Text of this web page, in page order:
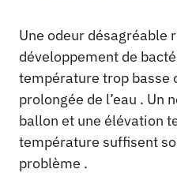
Une odeur désagréable
développement de
température trop basse
prolongée de l’eau . Un
ballon et une élévation
température suffisent
problème .